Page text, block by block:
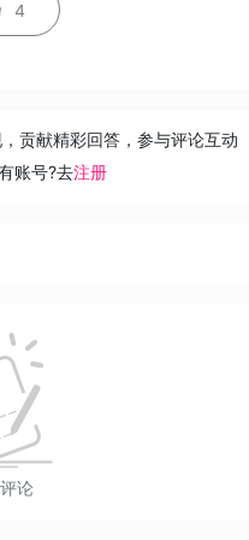
4
贡献精彩回答，参与评论互动
账号?去注册
论